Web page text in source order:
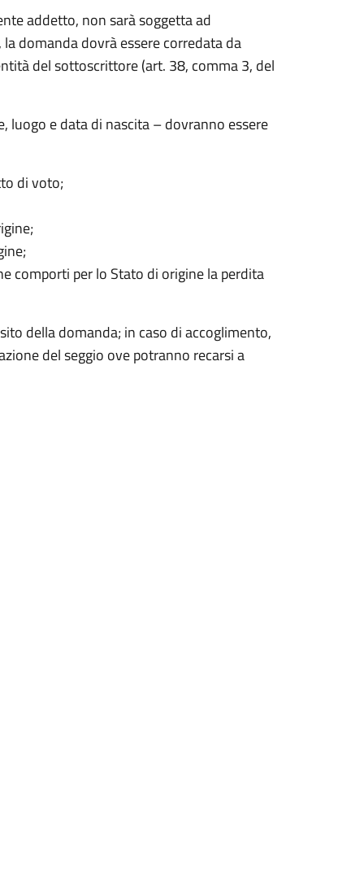
addetto, non sarà soggetta ad
domanda dovrà essere corredata da
del sottoscrittore (art. 38, comma 3, del
luogo e data di nascita – dovranno essere
di voto;
comporti per lo Stato di origine la perdita
della domanda; in caso di accoglimento,
del seggio ove potranno recarsi a